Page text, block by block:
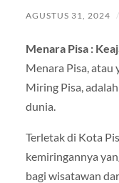
AGUSTUS 31, 2024 /
Menara Pisa :
Menara Pisa, atau
Miring Pisa,
dunia.
Terletak di Kota
kemiringannya
bagi wisatawan